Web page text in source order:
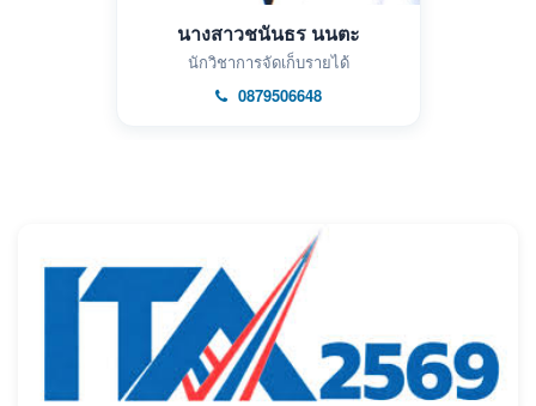
นางสาวชนันธร นนตะ
นักวิชาการจัดเก็บรายได้
0879506648